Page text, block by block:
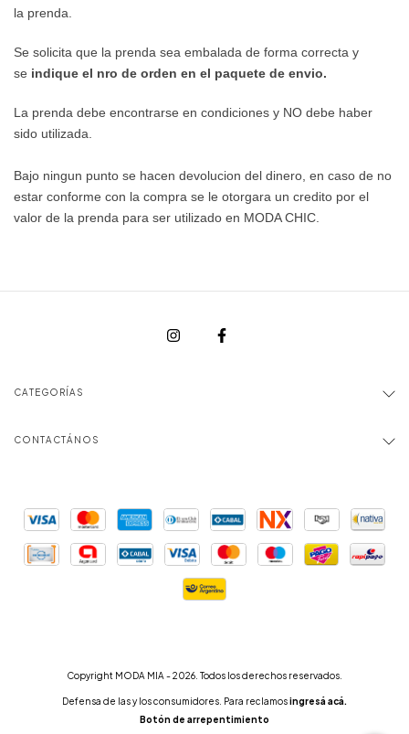
la prenda.
Se solicita que la prenda sea embalada de forma correcta y
se indique el nro de orden en el paquete de envio.
La prenda debe encontrarse en condiciones y NO debe haber
sido utilizada.
Bajo ningun punto se hacen devolucion del dinero, en caso de no
estar conforme con la compra se le otorgara un credito por el
valor de la prenda para ser utilizado en MODA CHIC.
CATEGORÍAS
CONTACTÁNOS
Copyright MODA MIA - 2026. Todos los derechos reservados.
Defensa de las y los consumidores. Para reclamosingresá acá.
Botón de arrepentimiento